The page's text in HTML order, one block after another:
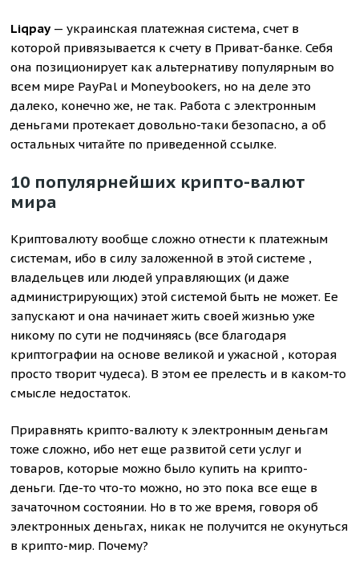
Liqpay — украинская платежная система, счет в
которой привязывается к счету в Приват-банке. Себя
она позиционирует как альтернативу популярным во
всем мире PayPal и Moneybookers, но на деле это
далеко, конечно же, не так. Работа с электронным
деньгами протекает довольно-таки безопасно, а об
остальных читайте по приведенной ссылке.
10 популярнейших крипто-валют
мира
Криптовалюту вообще сложно отнести к платежным
системам, ибо в силу заложенной в этой системе ,
владельцев или людей управляющих (и даже
администрирующих) этой системой быть не может. Ее
запускают и она начинает жить своей жизнью уже
никому по сути не подчиняясь (все благодаря
криптографии на основе великой и ужасной , которая
просто творит чудеса). В этом ее прелесть и в каком-то
смысле недостаток.
Приравнять крипто-валюту к электронным деньгам
тоже сложно, ибо нет еще развитой сети услуг и
товаров, которые можно было купить на крипто-
деньги. Где-то что-то можно, но это пока все еще в
зачаточном состоянии. Но в то же время, говоря об
электронных деньгах, никак не получится не окунуться
в крипто-мир. Почему?